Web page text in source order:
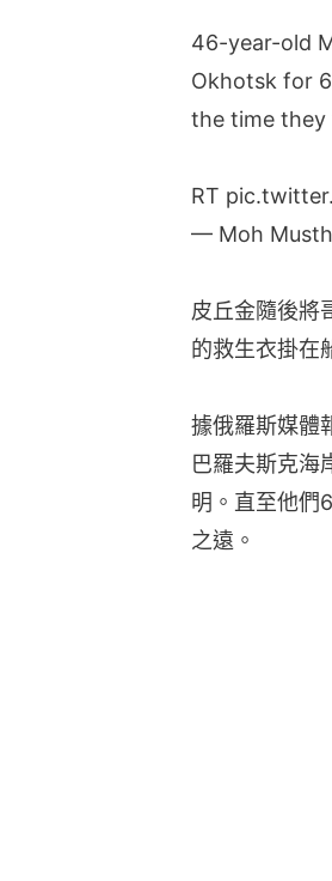
46-year-old
Okhotsk for
the time
RT
— Moh
皮丘金隨後將
的救生衣掛在
據俄羅斯媒體
巴羅夫斯克海
明。直至他們
之遠。